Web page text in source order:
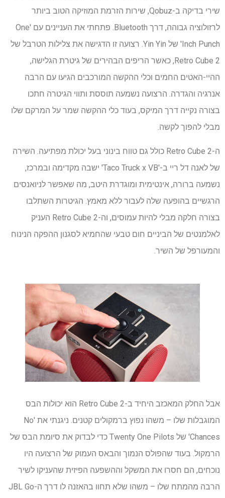
שירי בדיקה ב-Qobuz, שירות הזרמת המוזיקה הטוב ביותר
לרזולוציה גבוהה, דרך Bluetooth. פתחתי את העניינים עם 'One
Inch Punch' של Yin Yin. רצועה זו הדגישה את צלילות הטרבל של
Retro Cube 2, כאשר הריפים הבהירים של גיטרת הגלישה,
ההיי-האטים החמים וכלי ההקשה המורכבים הגיעו עם הרבה
אנרגיה והגדרה. הרצועה נשמעה תוססת ותווי הגיטרה חתכו
בצורה נקייה דרך המיקס, בעוד כלי ההקשה שמר על המרקם שלו
מבלי להפוך לקשה.
ה-Retro Cube 2 כולל גם טווח בינוני בעל יכולת מפתיעה. השירה
של לאנה דל ריי ב-'Taco Truck x VB' ישבה מקדימה ובמרכז,
נשמעה ברורה, אינטימית ומוגדרת היטב, מה שאפשר לניואנסים
הרגשיים בהופעה שלה לעבור ללא מאמץ. הגיטרות השתלבו
בצורה חלקה מבלי להיות עמוסים, וה-Retro Cube 2 העניק
לאלמנטים של הביניים חום טבעי שהחמיא לסגנון ההפקה הנינוח
והמעורפל של השיר.
אבל החלק המאכזב היחיד ב-Retro Cube 2 הוא יכולות הבס
המוגבלות שלו – משהו נפוץ ברמקולים קטנים. ניגנתי את 'No
Chances' של Twenty One Pilots כדי לבדוק את סיומת הבס של
הרמקול. בעוד שהפולס הנמוך והבאס העמוק של הרצועה היו
נוכחים, הם חסרו את המשקל וההשפעה הפיזית שהעניקו לשיר
הרבה מהמתח שלו – משהו שלא תחוו בהאזנה לו דרך ה-JBL Go